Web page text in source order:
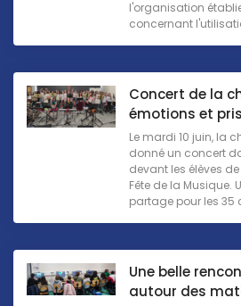
l'organisation
concernant
Concert de la
émotions et
Le mardi 10 juin, la
donné un concert
devant les élèves
Fête de la Musique.
partage pour les 35
Une belle
autour des